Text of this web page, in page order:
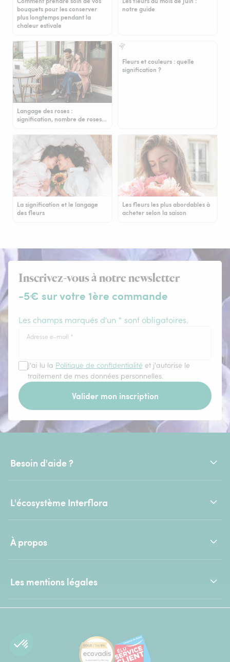
bouquets pour les conserver
plus longtemps pendant la
chaleur estivale
notre guide
Langage des roses :
signification, nombre de roses…
Fleurs et couleurs : quelle
signification ?
La signification et le langage
des fleurs
Les fleurs les plus abordables à
acheter selon la saison
Inscrivez-vous à notre newsletter
-5€ sur votre 1ère commande
Les champs marqués d'un * sont obligatoires.
Adresse e-mail *
J'ai lu la Politique de confidentialité et j'autorise le
traitement de mes données personnelles.
Valider mon inscription
Besoin d'aide ?
L'écosystème Interflora
À propos
Les mentions légales